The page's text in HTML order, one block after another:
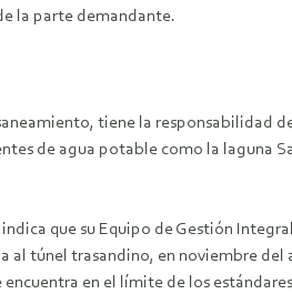
la parte demandante.
tiene la responsabilidad
de agua potable como la laguna
que su Equipo de Gestión
túnel trasandino, en noviembre
en el límite de los